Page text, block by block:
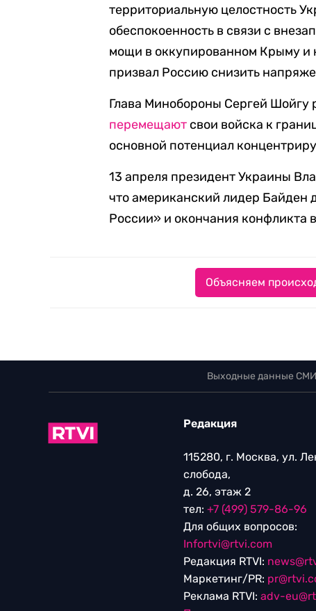
территориальную целостность
обеспокоенность в связи с
мощи в оккупированном Крыму и
призвал Россию снизить
Глава Минобороны Сергей
перемещают свои войска к
основной потенциал
13 апреля президент Украины
что американский лидер Байден
России» и окончания конфликта
Объясняем
Выходные данные СМИ
Редакция
115280, г. Москва, ул.
слобода,
д. 26, этаж 2
тел: +7 (499) 579-86-96
Для общих вопросов:
Infortvi@rtvi.com
Редакция RTVI:
Маркетинг/PR:
Реклама RTVI: adv-